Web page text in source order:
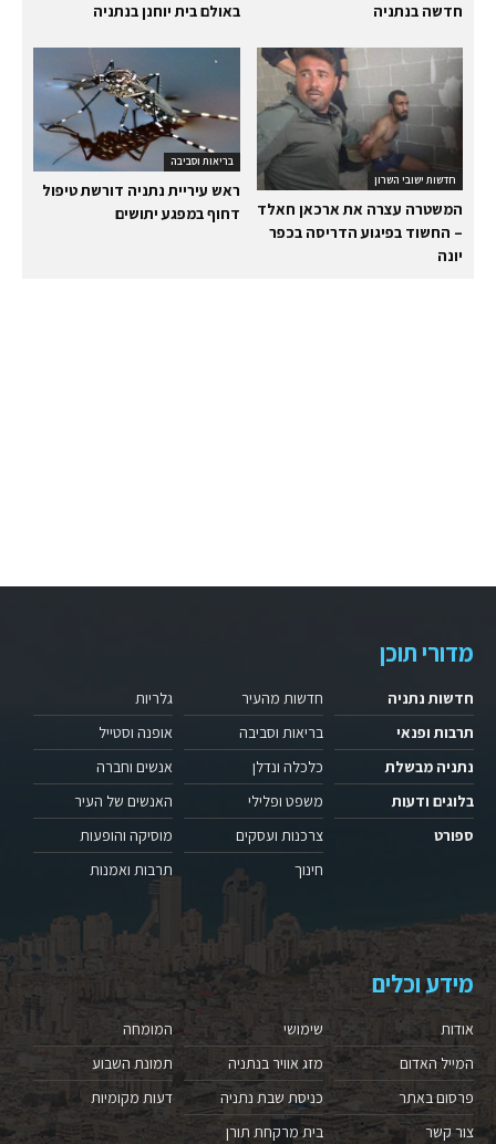
באולם בית יוחנן בנתניה
חדשה בנתניה
בריאות וסביבה
ראש עיריית נתניה דורשת טיפול
דחוף במפגע יתושים
חדשות ישובי השרון
המשטרה עצרה את ארכאן חאלד
– החשוד בפיגוע הדריסה בכפר
יונה
מדורי תוכן
חדשות נתניה
תרבות ופנאי
נתניה מבשלת
בלוגים ודעות
ספורט
חדשות מהעיר
בריאות וסביבה
כלכלה ונדלן
משפט ופלילי
צרכנות ועסקים
חינוך
גלריות
אופנה וסטייל
אנשים וחברה
האנשים של העיר
מוסיקה והופעות
תרבות ואמנות
מידע וכלים
אודות
המייל האדום
פרסום באתר
צור קשר
שימושי
מזג אוויר בנתניה
כניסת שבת נתניה
בית מרקחת תורן
המומחה
תמונת השבוע
דעות מקומיות